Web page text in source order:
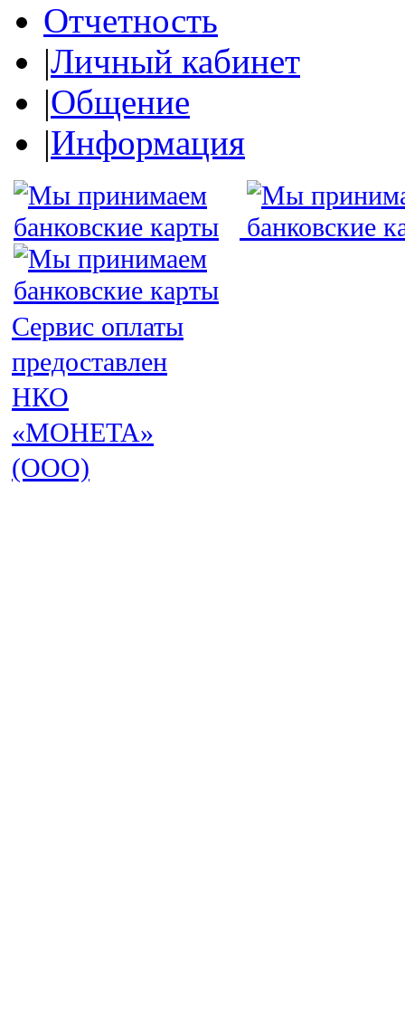
Отчетность
|Личный кабинет
|Общение
|Информация
Сервис оплаты
предоставлен
НКО
«МОНЕТА»
(ООО)